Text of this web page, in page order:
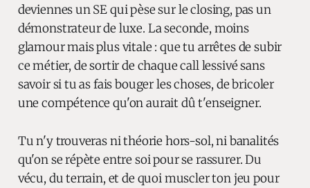
deviennes un SE qui pèse sur le closing, pas un
démonstrateur de luxe. La seconde, moins
glamour mais plus vitale : que tu arrêtes de subir
ce métier, de sortir de chaque call lessivé sans
savoir si tu as fais bouger les choses, de bricoler
une compétence qu'on aurait dû t'enseigner.
Tu n'y trouveras ni théorie hors-sol, ni banalités
qu'on se répète entre soi pour se rassurer. Du
vécu, du terrain, et de quoi muscler ton jeu pour